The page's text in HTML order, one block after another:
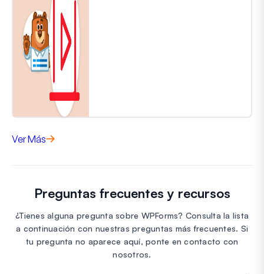
Ver Más
Preguntas frecuentes y recursos
¿Tienes alguna pregunta sobre WPForms? Consulta la lista
a continuación con nuestras preguntas más frecuentes. Si
tu pregunta no aparece aquí, ponte en contacto con
nosotros.